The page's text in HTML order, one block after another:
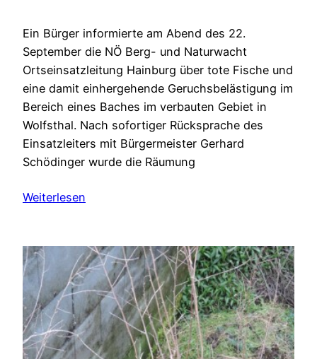
Ein Bürger informierte am Abend des 22.
September die NÖ Berg- und Naturwacht
Ortseinsatzleitung Hainburg über tote Fische und
eine damit einhergehende Geruchsbelästigung im
Bereich eines Baches im verbauten Gebiet in
Wolfsthal. Nach sofortiger Rücksprache des
Einsatzleiters mit Bürgermeister Gerhard
Schödinger wurde die Räumung
Weiterlesen